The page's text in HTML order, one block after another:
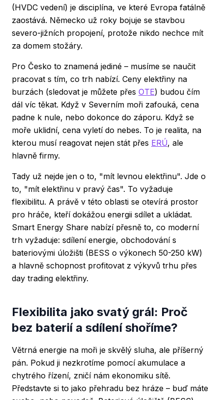
(HVDC vedení) je disciplína, ve které Evropa fatálně
zaostává. Německo už roky bojuje se stavbou
severo-jižních propojení, protože nikdo nechce mít
za domem stožáry.
Pro Česko to znamená jediné – musíme se naučit
pracovat s tím, co trh nabízí. Ceny elektřiny na
burzách (sledovat je můžete přes OTE) budou čím
dál víc těkat. Když v Severním moři zafouká, cena
padne k nule, nebo dokonce do záporu. Když se
moře uklidní, cena vyletí do nebes. To je realita, na
kterou musí reagovat nejen stát přes ERÚ, ale
hlavně firmy.
Tady už nejde jen o to, "mít levnou elektřinu". Jde o
to, "mít elektřinu v pravý čas". To vyžaduje
flexibilitu. A právě v této oblasti se otevírá prostor
pro hráče, kteří dokážou energii sdílet a ukládat.
Smart Energy Share nabízí přesně to, co moderní
trh vyžaduje: sdílení energie, obchodování s
bateriovými úložišti (BESS o výkonech 50-250 kW)
a hlavně schopnost profitovat z výkyvů trhu přes
day trading elektřiny.
Flexibilita jako svatý grál: Proč
bez baterií a sdílení shoříme?
Větrná energie na moři je skvělý sluha, ale příšerný
pán. Pokud ji nezkrotíme pomocí akumulace a
chytrého řízení, zničí nám ekonomiku sítě.
Představte si to jako přehradu bez hráze – buď máte